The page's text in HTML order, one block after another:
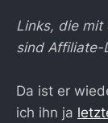
Links, die mit
sind Affiliate-
Da ist er
ich ihn ja